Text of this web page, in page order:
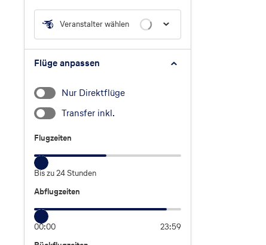
Veranstalter wählen
Flüge anpassen
Nur Direktflüge
Transfer inkl.
Flugzeiten
Flugzeiten
Bis zu 24 Stunden
Abflugzeiten
Abflugzeiten
00:00 23:59